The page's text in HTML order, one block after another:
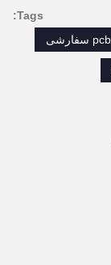
Tags: